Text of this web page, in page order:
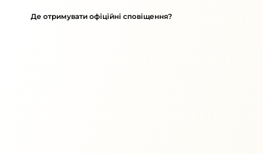
Де отримувати офіційні сповіщення?